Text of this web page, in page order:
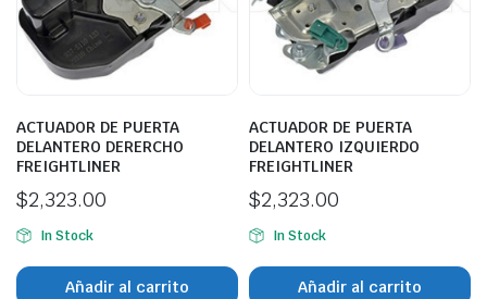
ACTUADOR DE PUERTA
DELANTERO DERERCHO
FREIGHTLINER
$2,323.00
In Stock
Añadir al carrito
ACTUADOR DE PUERTA
DELANTERO IZQUIERDO
FREIGHTLINER
$2,323.00
In Stock
Añadir al carrito